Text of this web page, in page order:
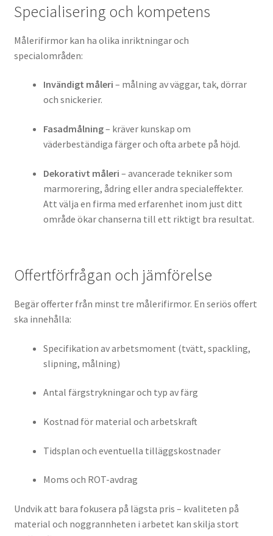
Specialisering och kompetens
Målerifirmor kan ha olika inriktningar och
specialområden:
Invändigt måleri – målning av väggar, tak, dörrar
och snickerier.
Fasadmålning– kräver kunskap om
väderbeständiga färger och ofta arbete på höjd.
Dekorativt måleri – avancerade tekniker som
marmorering, ådring eller andra specialeffekter.
Att välja en firma med erfarenhet inom just ditt
område ökar chanserna till ett riktigt bra resultat.
Offertförfrågan och jämförelse
Begär offerter från minst tre målerifirmor. En seriös offert
ska innehålla:
Specifikation av arbetsmoment (tvätt, spackling,
slipning, målning)
Antal färgstrykningar och typ av färg
Kostnad för material och arbetskraft
Tidsplan och eventuella tilläggskostnader
Moms och ROT-avdrag
Undvik att bara fokusera på lägsta pris – kvaliteten på
material och noggrannheten i arbetet kan skilja stort